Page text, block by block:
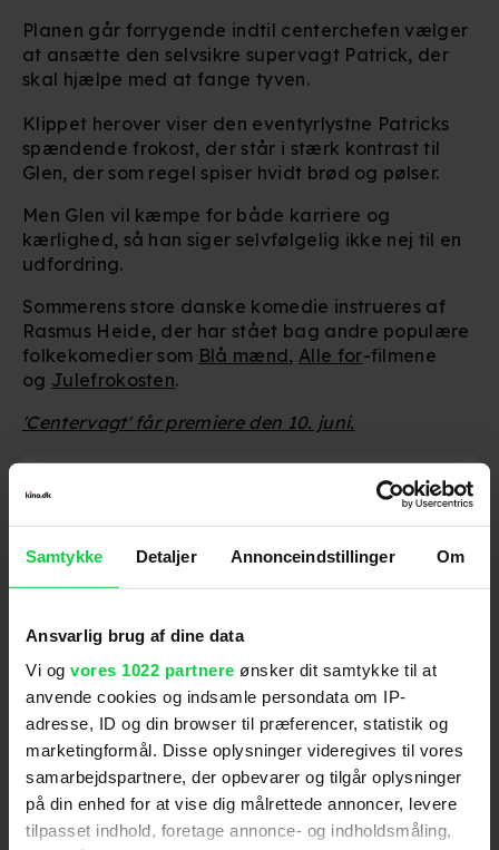
Samtykke Detaljer Annonceindstillinger Om
Ansvarlig brug af dine data
Vi og vores 1022 partnere ønsker dit samtykke til at
anvende cookies og indsamle persondata om IP-
adresse, ID og din browser til præferencer, statistik og
marketingformål. Disse oplysninger videregives til vores
samarbejdspartnere, der opbevarer og tilgår oplysninger
på din enhed for at vise dig målrettede annoncer, levere
tilpasset indhold, foretage annonce- og indholdsmåling,
Planen går forrygende indtil centerchefen vælger
at ansætte den selvsikre supervagt Patrick, der
skal hjælpe med at fange tyven.
Klippet herover viser den eventyrlystne Patricks
spændende frokost, der står i stærk kontrast til
Glen, der som regel spiser hvidt brød og pølser.
Men Glen vil kæmpe for både karriere og
kærlighed, så han siger selvfølgelig ikke nej til en
udfordring.
Sommerens store danske komedie instrueres af
Rasmus Heide, der har stået bag andre populære
folkekomedier som Blå mænd, Alle for-filmene
og Julefrokosten.
'Centervagt' får premiere den 10. juni.
For at se dette indhold skal
marketingcookies være slået til. Klik her
for at ændre dine indstillinger.
Følg os for de seneste nyheder, konkurrencer
samt film- og serietips: